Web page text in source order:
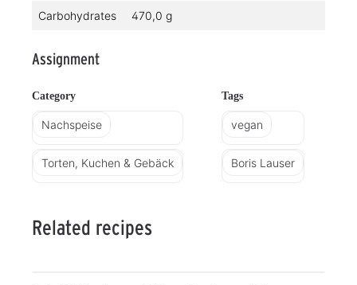
Carbohydrates 470,0 g
Assignment
Category
Nachspeise
Torten, Kuchen & Gebäck
Tags
vegan
Boris Lauser
Related recipes